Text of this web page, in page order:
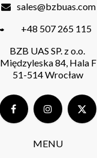
MENU
sales@bzbuas.com
+48 507 265 115
BZB UAS SP. z o.o.
Międzyleska 84, Hala F
51-514 Wrocław